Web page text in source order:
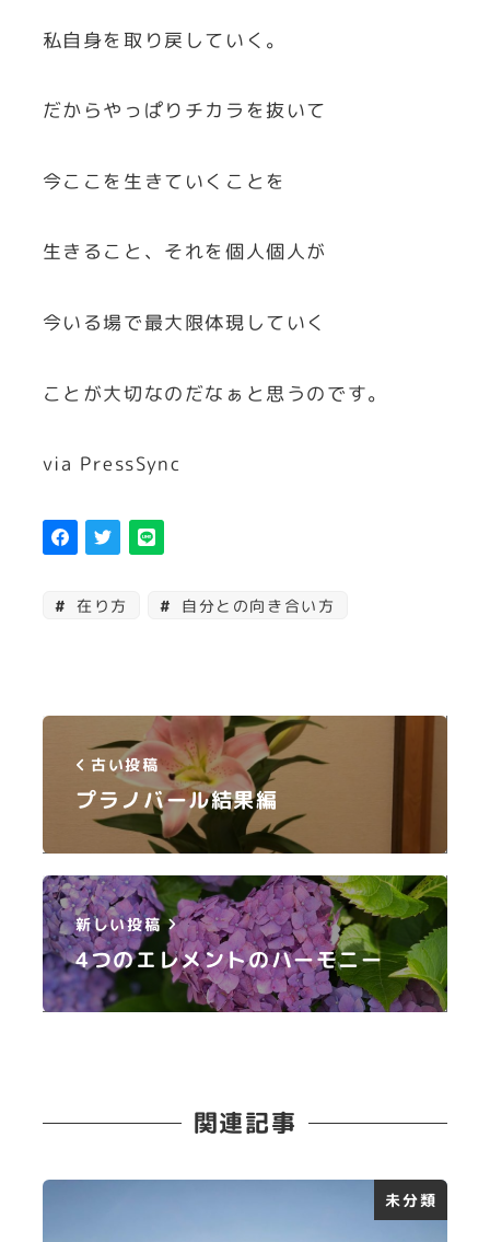
私自身を取り戻していく。
だからやっぱりチカラを抜いて
今ここを生きていくことを
生きること、それを個人個人が
今いる場で最大限体現していく
ことが大切なのだなぁと思うのです。
via PressSync
在り方 自分との向き合い方
古い投稿
プラノバール結果編
新しい投稿
4つのエレメントのハーモニー
関連記事
未分類